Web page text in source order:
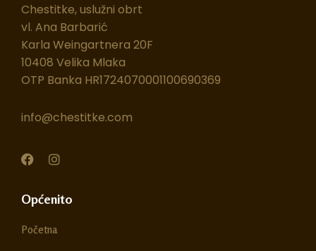
Chestitke, uslužni obrt
vl. Ana Barbarić
Karla Weingartnera 20F
10408 Velika Mlaka
OTP Banka HR1724070001100690369
info@chestitke.com
F
e
b
o
I
t
r
Općenito
Početna